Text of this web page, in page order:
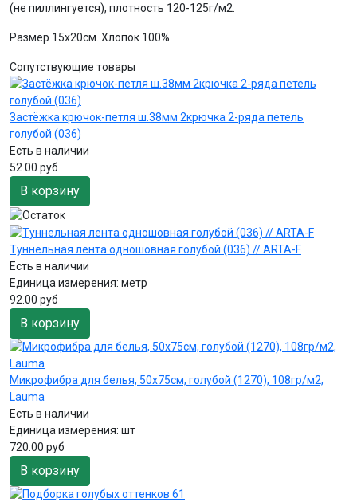
(не пиллингуется), плотность 120-125г/м2.
Размер 15х20см. Хлопок 100%.
Сопутствующие товары
Застёжка крючок-петля ш.38мм 2крючка 2-ряда петель
голубой (036)
Есть в наличии
52.00 руб
В корзину
Туннельная лента одношовная голубой (036) // ARTA-F
Есть в наличии
Единица измерения: метр
92.00 руб
В корзину
Микрофибра для белья, 50х75см, голубой (1270), 108гр/м2,
Lauma
Есть в наличии
Единица измерения: шт
720.00 руб
В корзину